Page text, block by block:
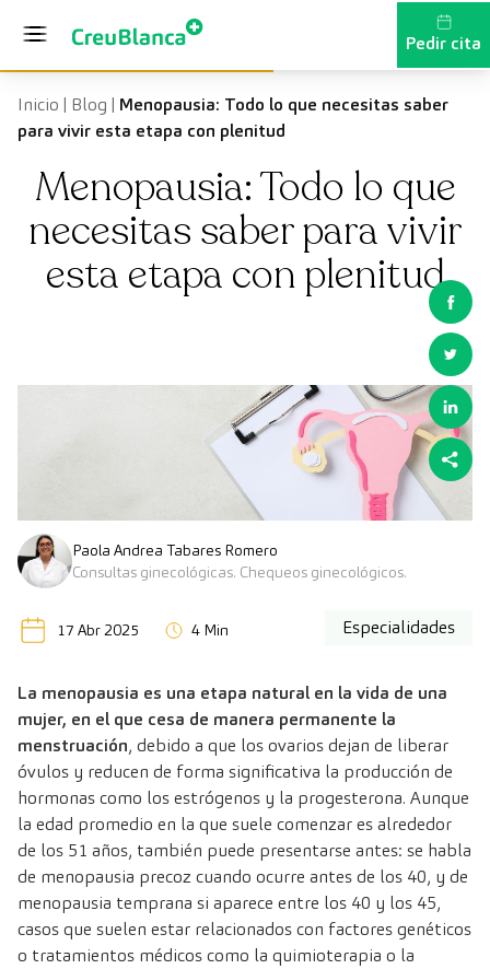
Pedir cita
Inicio | Blog | Menopausia: Todo lo que necesitas saber
para vivir esta etapa con plenitud
Menopausia: Todo lo que
necesitas saber para vivir
esta etapa con plenitud
Paola Andrea Tabares Romero
Consultas ginecológicas. Chequeos ginecológicos.
17 Abr 2025 4 Min Especialidades
La menopausia es una etapa natural en la vida de una
mujer, en el que cesa de manera permanente la
menstruación, debido a que los ovarios dejan de liberar
óvulos y reducen de forma significativa la producción de
hormonas como los estrógenos y la progesterona. Aunque
la edad promedio en la que suele comenzar es alrededor
de los 51 años, también puede presentarse antes: se habla
de menopausia precoz cuando ocurre antes de los 40, y de
menopausia temprana si aparece entre los 40 y los 45,
casos que suelen estar relacionados con factores genéticos
o tratamientos médicos como la quimioterapia o la